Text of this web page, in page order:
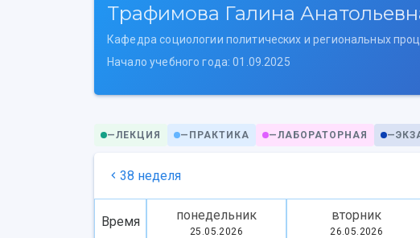
Трафимова Галина
Кафедра социологии политических и региональных
Начало учебного года: 01.09.2025
—ЛЕКЦИЯ — ПРАКТИКА —ЛАБОРАТОРНАЯ —
38 неделя
Время понедельник
25.05.2026
вторник
26.05.2026